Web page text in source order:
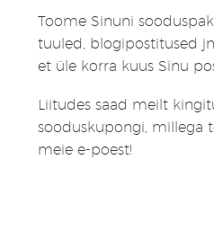
Toome Sinuni
tuuled, blogipostitused
et üle korra kuus Sinu
Liitudes saad meilt
sooduskupongi, millega
meie e-poest!